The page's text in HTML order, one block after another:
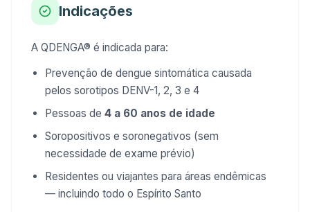
Indicações
A QDENGA® é indicada para:
Prevenção de dengue sintomática causada
pelos sorotipos DENV-1, 2, 3 e 4
Pessoas de 4 a 60 anos de idade
Soropositivos e soronegativos (sem
necessidade de exame prévio)
Residentes ou viajantes para áreas endêmicas
— incluindo todo o Espírito Santo